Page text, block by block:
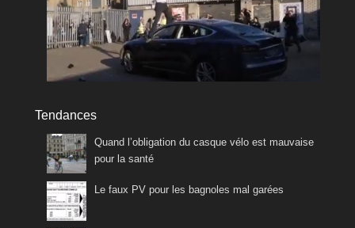
Tendances
Quand l’obligation du casque vélo est mauvaise
pour la santé
Le faux PV pour les bagnoles mal garées